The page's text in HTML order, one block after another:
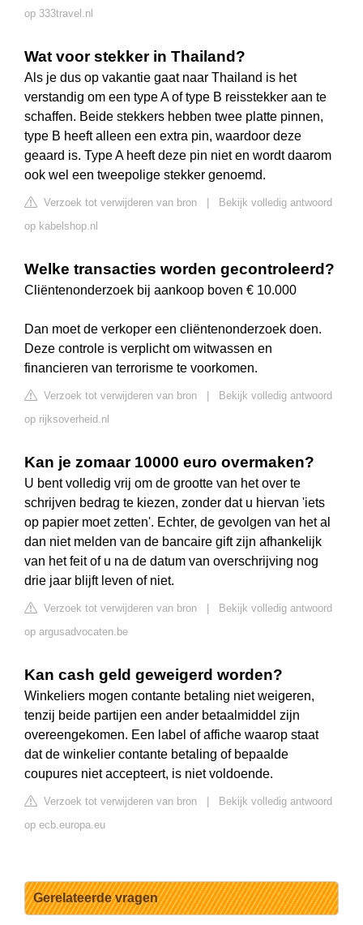
op 333travel.nl
Wat voor stekker in Thailand?
Als je dus op vakantie gaat naar Thailand is het
verstandig om een type A of type B reisstekker aan te
schaffen. Beide stekkers hebben twee platte pinnen,
type B heeft alleen een extra pin, waardoor deze
geaard is. Type A heeft deze pin niet en wordt daarom
ook wel een tweepolige stekker genoemd.
Verzoek tot verwijderen van bron
Bekijk volledig antwoord
op kabelshop.nl
Welke transacties worden gecontroleerd?
Cliëntenonderzoek bij aankoop boven € 10.000
Dan moet de verkoper een cliëntenonderzoek doen.
Deze controle is verplicht om witwassen en
financieren van terrorisme te voorkomen.
Verzoek tot verwijderen van bron
Bekijk volledig antwoord
op rijksoverheid.nl
Kan je zomaar 10000 euro overmaken?
U bent volledig vrij om de grootte van het over te
schrijven bedrag te kiezen, zonder dat u hiervan 'iets
op papier moet zetten'. Echter, de gevolgen van het al
dan niet melden van de bancaire gift zijn afhankelijk
van het feit of u na de datum van overschrijving nog
drie jaar blijft leven of niet.
Verzoek tot verwijderen van bron
Bekijk volledig antwoord
op argusadvocaten.be
Kan cash geld geweigerd worden?
Winkeliers mogen contante betaling niet weigeren,
tenzij beide partijen een ander betaalmiddel zijn
overeengekomen. Een label of affiche waarop staat
dat de winkelier contante betaling of bepaalde
coupures niet accepteert, is niet voldoende.
Verzoek tot verwijderen van bron
Bekijk volledig antwoord
op ecb.europa.eu
Gerelateerde vragen